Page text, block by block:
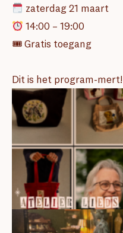
zaterdag 21 maart
14:00 – 19:00
🎟 Gratis toegang
Dit is het program-mert!